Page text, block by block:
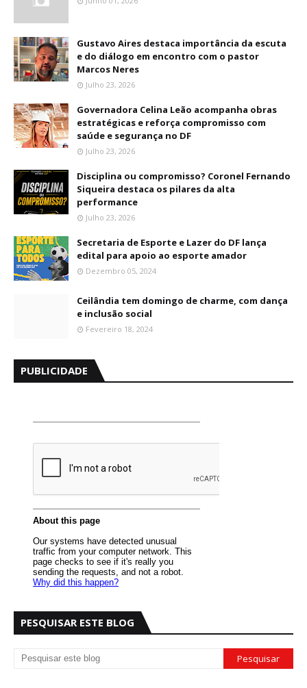
Gustavo Aires destaca importância da escuta
e do diálogo em encontro com o pastor
Marcos Neres
Julho 23, 2026
Governadora Celina Leão acompanha obras
estratégicas e reforça compromisso com
saúde e segurança no DF
Julho 23, 2026
Disciplina ou compromisso? Coronel Fernando
Siqueira destaca os pilares da alta
performance
Julho 23, 2026
Secretaria de Esporte e Lazer do DF lança
edital para apoio ao esporte amador
Dezembro 05, 2024
Ceilândia tem domingo de charme, com dança
e inclusão social
Fevereiro 18, 2024
PUBLICIDADE
PESQUISAR ESTE BLOG